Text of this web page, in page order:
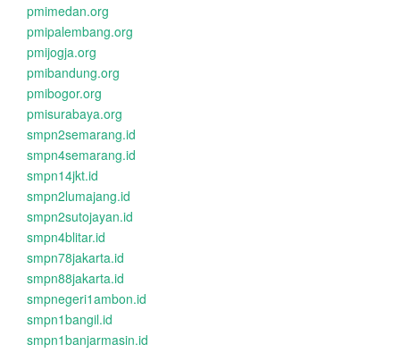
pmimedan.org
pmipalembang.org
pmijogja.org
pmibandung.org
pmibogor.org
pmisurabaya.org
smpn2semarang.id
smpn4semarang.id
smpn14jkt.id
smpn2lumajang.id
smpn2sutojayan.id
smpn4blitar.id
smpn78jakarta.id
smpn88jakarta.id
smpnegeri1ambon.id
smpn1bangil.id
smpn1banjarmasin.id